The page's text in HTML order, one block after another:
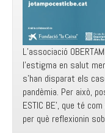
Salut
Mental
Comunitària
i
Superar
Reduccionismes
en
Salut
L’associació
l’estigma en salut
s’han disparat els
pandèmia. Per això,
ESTIC BE’, que té
per què reflexionin